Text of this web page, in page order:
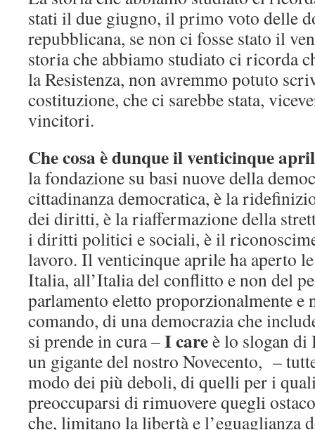
stati il due giugno, il primo voto delle
repubblicana, se non ci fosse stato il
storia che abbiamo studiato ci ricorda
la Resistenza, non avremmo potuto
costituzione, che ci sarebbe stata,
vincitori.
Che cosa è dunque il venticinque
la fondazione su basi nuove della
cittadinanza democratica, è la
dei diritti, è la riaffermazione della
i diritti politici e sociali, è il
lavoro. Il venticinque aprile ha aperto
Italia, all’Italia del conflitto e non del
parlamento eletto proporzionalmente e
comando, di una democrazia che
si prende in cura –I careè lo slogan di
un gigante del nostro Novecento, –
modo dei più deboli, di quelli per i
preoccuparsi di rimuovere quegli
che, limitano la libertà e l’eguaglianza